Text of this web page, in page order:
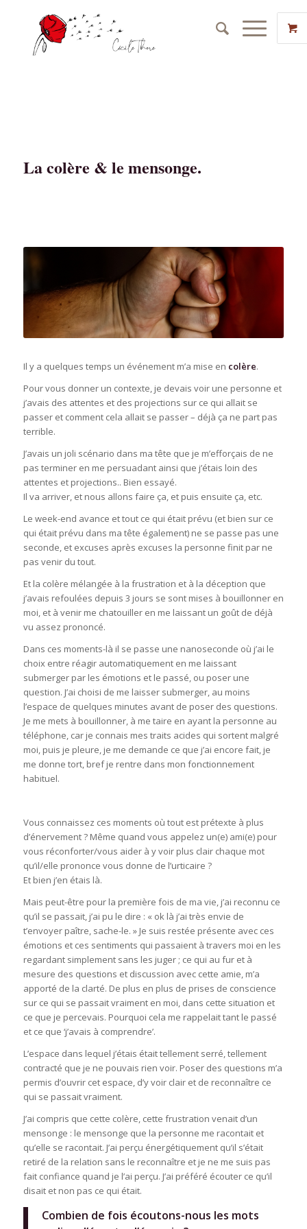
La colère & le mensonge.
Il y a quelques temps un événement m’a mise en colère.
Pour vous donner un contexte, je devais voir une personne et
j’avais des attentes et des projections sur ce qui allait se
passer et comment cela allait se passer – déjà ça ne part pas
terrible.
J’avais un joli scénario dans ma tête que je m’efforçais de ne
pas terminer en me persuadant ainsi que j’étais loin des
attentes et projections.. Bien essayé.
Il va arriver, et nous allons faire ça, et puis ensuite ça, etc.
Le week-end avance et tout ce qui était prévu (et bien sur ce
qui était prévu dans ma tête également) ne se passe pas une
seconde, et excuses après excuses la personne finit par ne
pas venir du tout.
Et la colère mélangée à la frustration et à la déception que
j’avais refoulées depuis 3 jours se sont mises à bouillonner en
moi, et à venir me chatouiller en me laissant un goût de déjà
vu assez prononcé.
Dans ces moments-là il se passe une nanoseconde où j’ai le
choix entre réagir automatiquement en me laissant
submerger par les émotions et le passé, ou poser une
question. J’ai choisi de me laisser submerger, au moins
l’espace de quelques minutes avant de poser des questions.
Je me mets à bouillonner, à me taire en ayant la personne au
téléphone, car je connais mes traits acides qui sortent malgré
moi, puis je pleure, je me demande ce que j’ai encore fait, je
me donne tort, bref je rentre dans mon fonctionnement
habituel.
Vous connaissez ces moments où tout est prétexte à plus
d’énervement ? Même quand vous appelez un(e) ami(e) pour
vous réconforter/vous aider à y voir plus clair chaque mot
qu’il/elle prononce vous donne de l’urticaire ?
Et bien j’en étais là.
Mais peut-être pour la première fois de ma vie, j’ai reconnu ce
qu’il se passait, j’ai pu le dire : « ok là j’ai très envie de
t’envoyer paître, sache-le. » Je suis restée présente avec ces
émotions et ces sentiments qui passaient à travers moi en les
regardant simplement sans les juger ; ce qui au fur et à
mesure des questions et discussion avec cette amie, m’a
apporté de la clarté. De plus en plus de prises de conscience
sur ce qui se passait vraiment en moi, dans cette situation et
ce que je percevais. Pourquoi cela me rappelait tant le passé
et ce que ‘j’avais à comprendre’.
L’espace dans lequel j’étais était tellement serré, tellement
contracté que je ne pouvais rien voir. Poser des questions m’a
permis d’ouvrir cet espace, d’y voir clair et de reconnaître ce
qui se passait vraiment.
J’ai compris que cette colère, cette frustration venait d’un
mensonge : le mensonge que la personne me racontait et
qu’elle se racontait. J’ai perçu énergétiquement qu’il s’était
retiré de la relation sans le reconnaître et je ne me suis pas
fait confiance quand je l’ai perçu. J’ai préféré écouter ce qu’il
disait et non pas ce qui était.
Combien de fois écoutons-nous les mots